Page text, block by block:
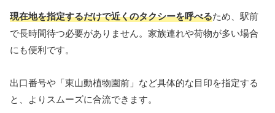
現在地を指定するだけで近くのタクシーを呼べるため、駅前
で長時間待つ必要がありません。家族連れや荷物が多い場合
にも便利です。
出口番号や「東山動植物園前」など具体的な目印を指定する
と、よりスムーズに合流できます。